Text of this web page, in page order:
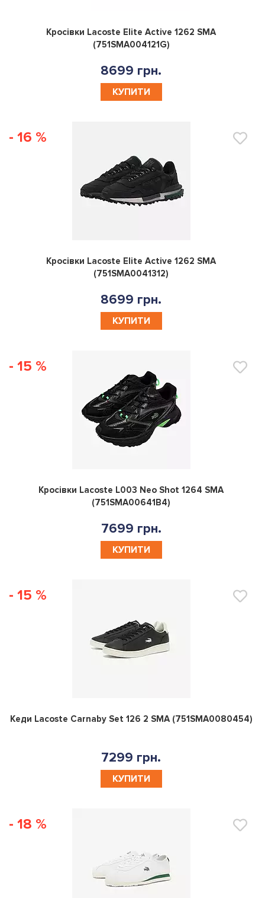
0
Кросівки Lacoste Elite Active 1262 SMA
(751SMA004121G)
8699 грн.
КУПИТИ
- 16 %
0
Кросівки Lacoste Elite Active 1262 SMA
(751SMA0041312)
8699 грн.
КУПИТИ
- 15 %
0
Кросівки Lacoste L003 Neo Shot 1264 SMA
(751SMA00641B4)
7699 грн.
КУПИТИ
- 15 %
0
Кеди Lacoste Carnaby Set 126 2 SMA (751SMA0080454)
7299 грн.
КУПИТИ
- 18 %